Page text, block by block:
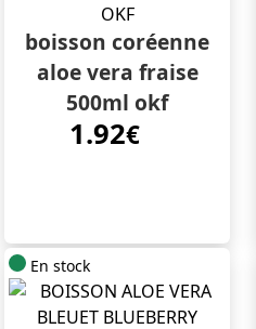
boisson coréenne
aloe vera fraise
500ml okf
1.92€
En stock